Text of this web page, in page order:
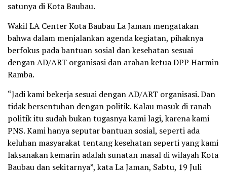
satunya di Kota Baubau.
Wakil LA Center Kota Baubau La Jaman mengatakan
bahwa dalam menjalankan agenda kegiatan, pihaknya
berfokus pada bantuan sosial dan kesehatan sesuai
dengan AD/ART organisasi dan arahan ketua DPP Harmin
Ramba.
“Jadi kami bekerja sesuai dengan AD/ART organisasi. Dan
tidak bersentuhan dengan politik. Kalau masuk di ranah
politik itu sudah bukan tugasnya kami lagi, karena kami
PNS. Kami hanya seputar bantuan sosial, seperti ada
keluhan masyarakat tentang kesehatan seperti yang kami
laksanakan kemarin adalah sunatan masal di wilayah Kota
Baubau dan sekitarnya”, kata La Jaman, Sabtu, 19 Juli